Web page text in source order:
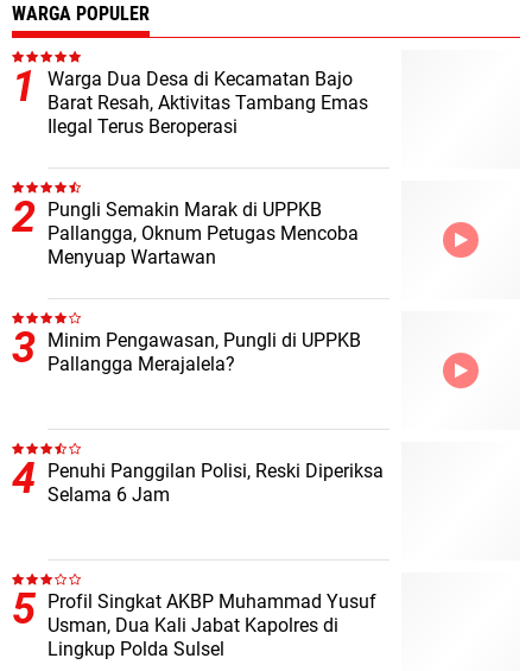
WARGA POPULER
Warga Dua Desa di Kecamatan Bajo
Barat Resah, Aktivitas Tambang Emas
Ilegal Terus Beroperasi
Pungli Semakin Marak di UPPKB
Pallangga, Oknum Petugas Mencoba
Menyuap Wartawan
Minim Pengawasan, Pungli di UPPKB
Pallangga Merajalela?
Penuhi Panggilan Polisi, Reski Diperiksa
Selama 6 Jam
Profil Singkat AKBP Muhammad Yusuf
Usman, Dua Kali Jabat Kapolres di
Lingkup Polda Sulsel